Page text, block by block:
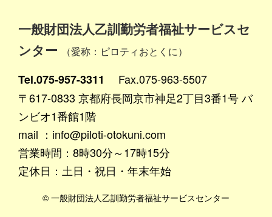
一般財団法人乙訓勤労者福祉サービスセ
ンター
（愛称：ピロティおとくに）
Tel.075-957-3311
Fax.075-963-5507
〒617-0833 京都府長岡京市神足2丁目3番1号 バ
ンビオ1番館1階
mail ：info@piloti-otokuni.com
営業時間：8時30分～17時15分
定休日：土日・祝日・年末年始
© 一般財団法人乙訓勤労者福祉サービスセンター